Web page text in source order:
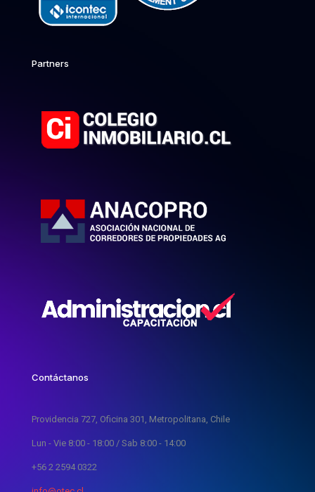
Partners
Contáctanos
Providencia 727, Oficina 301, Metropolitana, Chile
Lun - Vie 8:00 - 18:00 / Sab 8:00 - 14:00
+56 2 2594 0322